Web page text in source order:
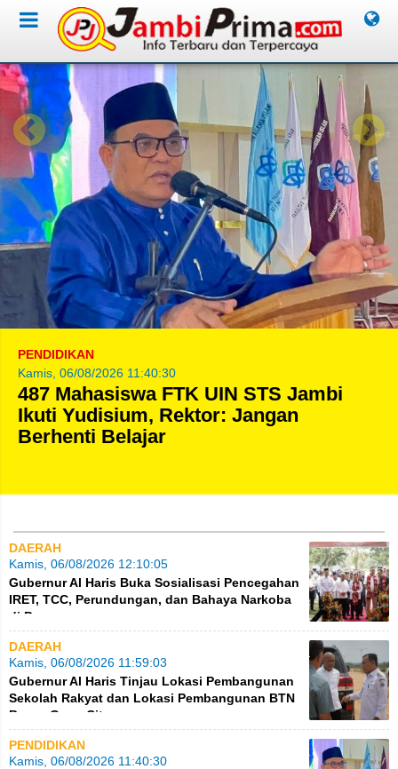
PENDIDIKAN
Kamis, 06/08/2026 11:40:30
487 Mahasiswa FTK UIN STS Jambi
Ikuti Yudisium, Rektor: Jangan
Berhenti Belajar
DAERAH
Kamis, 06/08/2026 12:10:05
Gubernur Al Haris Buka Sosialisasi Pencegahan
IRET, TCC, Perundungan, dan Bahaya Narkoba
di Bungo
DAERAH
Kamis, 06/08/2026 11:59:03
Gubernur Al Haris Tinjau Lokasi Pembangunan
Sekolah Rakyat dan Lokasi Pembangunan BTN
BungoGreenCity
PENDIDIKAN
Kamis, 06/08/2026 11:40:30